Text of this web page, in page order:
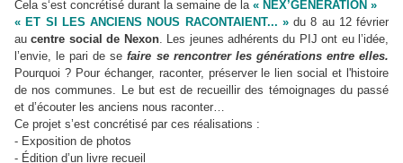
Cela s‘est concrétisé durant la semaine de la « NEX’GENERATION »
« ET SI LES ANCIENS NOUS RACONTAIENT... » du 8 au 12 février
aucentre social de Nexon. Les jeunes adhérents du PIJ ont eu l’idée,
l’envie, le pari de sefaire se rencontrer les générations entre elles.
Pourquoi ? Pour échanger, raconter, préserver le lien social et l'histoire
de nos communes. Le but est de recueillir des témoignages du passé
et d’écouter les anciens nous raconter…
Ce projet s’est concrétisé par ces réalisations :
- Exposition de photos
- Édition d’un livre recueil